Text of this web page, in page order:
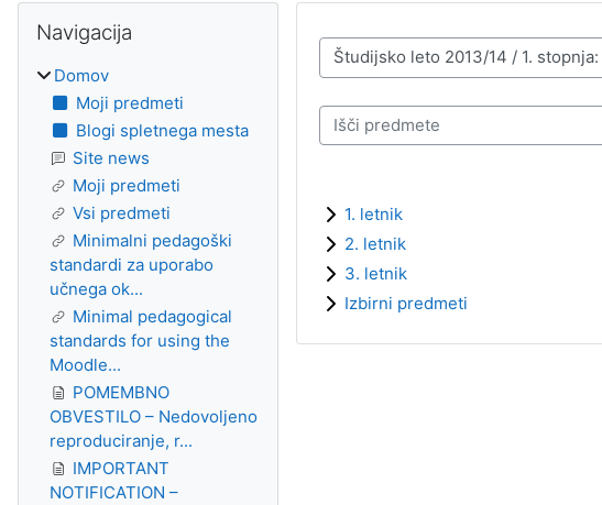
Kategorije predmetov
Išči predmete
1. letnik
2. letnik
3. letnik
Izbirni predmeti
Bloki
Navigacija
Domov
Moji predmeti
Blogi spletnega mesta
Site news
Moji predmeti
Vsi predmeti
Minimalni pedagoški
standardi za uporabo
učnega ok...
Minimal pedagogical
standards for using the
Moodle...
POMEMBNO
OBVESTILO – Nedovoljeno
reproduciranje, r...
IMPORTANT
NOTIFICATION –